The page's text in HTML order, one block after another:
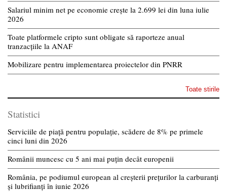
Salariul minim net pe economie crește la 2.699 lei din luna iulie
2026
Toate platformele cripto sunt obligate să raporteze anual
tranzacțiile la ANAF
Mobilizare pentru implementarea proiectelor din PNRR
Toate stirile
Statistici
Serviciile de piață pentru populație, scădere de 8% pe primele
cinci luni din 2026
Românii muncesc cu 5 ani mai puțin decât europenii
România, pe podiumul european al creșterii prețurilor la carburanți
și lubrifianți în iunie 2026